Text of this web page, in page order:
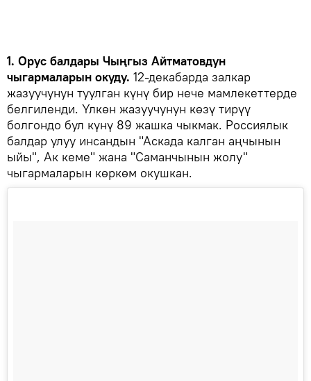
1. Орус балдары Чыңгыз Айтматовдун
чыгармаларын окуду. 12-декабарда залкар
жазуучунун туулган күнү бир нече мамлекеттерде
белгиленди. Үлкөн жазуучунун көзү тирүү
болгондо бул күнү 89 жашка чыкмак. Россиялык
балдар улуу инсандын "Аскада калган аңчынын
ыйы", Ак кеме" жана "Саманчынын жолу"
чыгармаларын көркөм окушкан.